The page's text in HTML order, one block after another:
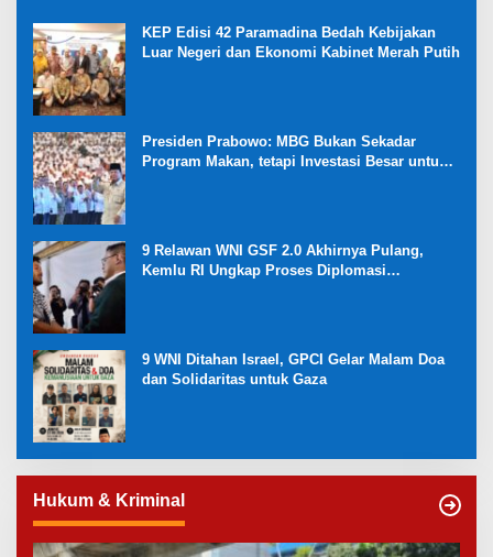
KEP Edisi 42 Paramadina Bedah Kebijakan
Luar Negeri dan Ekonomi Kabinet Merah Putih
Presiden Prabowo: MBG Bukan Sekadar
Program Makan, tetapi Investasi Besar untuk
9 Relawan WNI GSF 2.0 Akhirnya Pulang,
Kemlu RI Ungkap Proses Diplomasi
9 WNI Ditahan Israel, GPCI Gelar Malam Doa
dan Solidaritas untuk Gaza
Hukum & Kriminal